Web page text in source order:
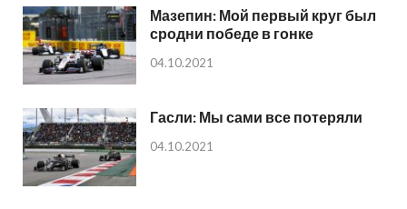
Мазепин: Мой первый круг был
сродни победе в гонке
04.10.2021
Гасли: Мы сами все потеряли
04.10.2021